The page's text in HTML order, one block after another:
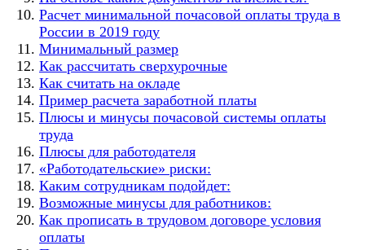
Расчет минимальной почасовой оплаты труда в
России в 2019 году
Минимальный размер
Как рассчитать сверхурочные
Как считать на окладе
Пример расчета заработной платы
Плюсы и минусы почасовой системы оплаты
труда
Плюсы для работодателя
«Работодательские» риски:
Каким сотрудникам подойдет:
Возможные минусы для работников:
Как прописать в трудовом договоре условия
оплаты